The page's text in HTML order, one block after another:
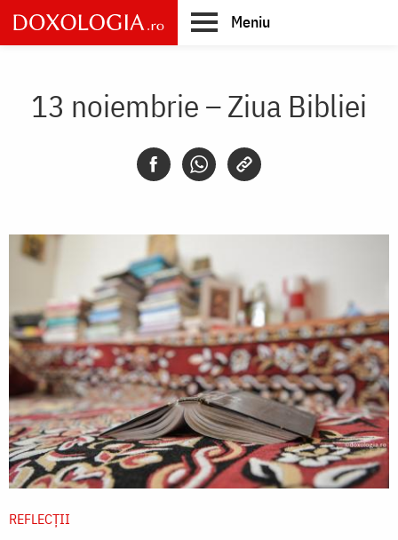
Skip
to
main
Meniu
13 noiembrie – Ziua Bibliei
REFLECȚII